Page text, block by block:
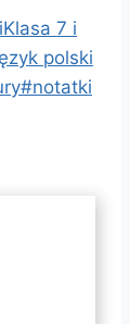
Klasa 7 i
polski
#notatki